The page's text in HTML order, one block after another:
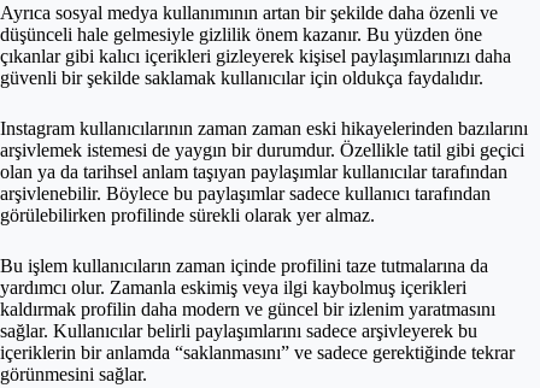
Ayrıca sosyal medya kullanımının artan bir şekilde daha özenli ve
düşünceli hale gelmesiyle gizlilik önem kazanır. Bu yüzden öne
çıkanlar gibi kalıcı içerikleri gizleyerek kişisel paylaşımlarınızı daha
güvenli bir şekilde saklamak kullanıcılar için oldukça faydalıdır.
Instagram kullanıcılarının zaman zaman eski hikayelerinden bazılarını
arşivlemek istemesi de yaygın bir durumdur. Özellikle tatil gibi geçici
olan ya da tarihsel anlam taşıyan paylaşımlar kullanıcılar tarafından
arşivlenebilir. Böylece bu paylaşımlar sadece kullanıcı tarafından
görülebilirken profilinde sürekli olarak yer almaz.
Bu işlem kullanıcıların zaman içinde profilini taze tutmalarına da
yardımcı olur. Zamanla eskimiş veya ilgi kaybolmuş içerikleri
kaldırmak profilin daha modern ve güncel bir izlenim yaratmasını
sağlar. Kullanıcılar belirli paylaşımlarını sadece arşivleyerek bu
içeriklerin bir anlamda “saklanmasını” ve sadece gerektiğinde tekrar
görünmesini sağlar.